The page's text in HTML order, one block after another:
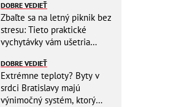
DOBRE VEDIEŤ
Zbaľte sa na letný piknik bez
stresu: Tieto praktické
vychytávky vám ušetria
DOBRE VEDIEŤ
Extrémne teploty? Byty v
srdci Bratislavy majú
výnimočný systém, ktorý